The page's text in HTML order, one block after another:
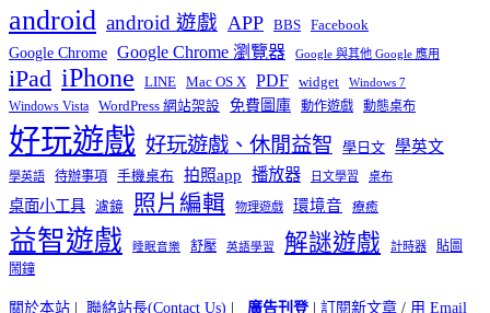
android android 遊戲 APP BBS Facebook
Google Chrome Google Chrome 瀏覽器 Google 與其他 Google 應用
iPad iPhone LINE Mac OS X PDF widget Windows 7
Windows Vista WordPress 網站架設 免費圖庫 動作遊戲 動態桌布
好玩遊戲 好玩遊戲、休閒益智 學日文 學英文
學英語 待辦事項 手機桌布 拍照app 播放器 日文學習 桌布
桌面小工具 濾鏡 照片編輯 物理遊戲 環境音 療癒
益智遊戲 睡眠音樂 舒壓 英語學習 解謎遊戲 計時器
貼圖
鬧鐘
關於本站 | 聯絡站長(Contact Us) | 廣告刊登| 訂閱新文章 / 用 Email